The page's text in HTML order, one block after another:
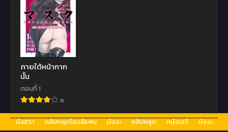
ภายใต้หน้ากาก
นั้น
ตอนที่ 1
8
มังฮวา คลิปหลุดโอนลี่แฟน มังงะ คลิปหลุด หนังเอวี มังงะ